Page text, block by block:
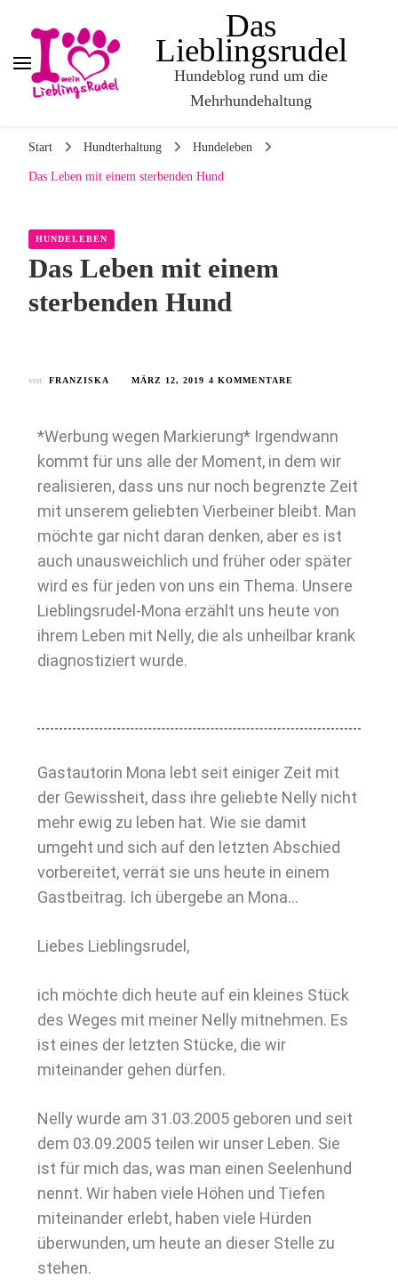
Das
Lieblingsrudel
Hundeblog rund um die
Mehrhundehaltung
Start Hundterhaltung Hundeleben
Das Leben mit einem sterbenden Hund
HUNDELEBEN
Das Leben mit einem
sterbenden Hund
von FRANZISKA MÄRZ 12, 2019 4 KOMMENTARE
*Werbung wegen Markierung* Irgendwann
kommt für uns alle der Moment, in dem wir
realisieren, dass uns nur noch begrenzte Zeit
mit unserem geliebten Vierbeiner bleibt. Man
möchte gar nicht daran denken, aber es ist
auch unausweichlich und früher oder später
wird es für jeden von uns ein Thema. Unsere
Lieblingsrudel-Mona erzählt uns heute von
ihrem Leben mit Nelly, die als unheilbar krank
diagnostiziert wurde.
Gastautorin Mona lebt seit einiger Zeit mit
der Gewissheit, dass ihre geliebte Nelly nicht
mehr ewig zu leben hat. Wie sie damit
umgeht und sich auf den letzten Abschied
vorbereitet, verrät sie uns heute in einem
Gastbeitrag. Ich übergebe an Mona…
Liebes Lieblingsrudel,
ich möchte dich heute auf ein kleines Stück
des Weges mit meiner Nelly mitnehmen. Es
ist eines der letzten Stücke, die wir
miteinander gehen dürfen.
Nelly wurde am 31.03.2005 geboren und seit
dem 03.09.2005 teilen wir unser Leben. Sie
ist für mich das, was man einen Seelenhund
nennt. Wir haben viele Höhen und Tiefen
miteinander erlebt, haben viele Hürden
überwunden, um heute an dieser Stelle zu
stehen.